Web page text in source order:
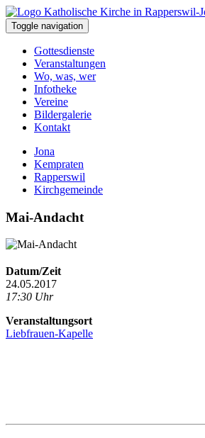
Toggle navigation
Gottesdienste
Veranstaltungen
Wo, was, wer
Infotheke
Vereine
Bildergalerie
Kontakt
Jona
Kempraten
Rapperswil
Kirchgemeinde
Mai-Andacht
Datum/Zeit
24.05.2017
17:30 Uhr
Veranstaltungsort
Liebfrauen-Kapelle